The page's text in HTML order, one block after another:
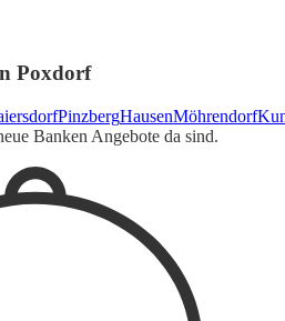
Poxdorf
PinzbergHausenMöhrendorf
Banken Angebote da sind.